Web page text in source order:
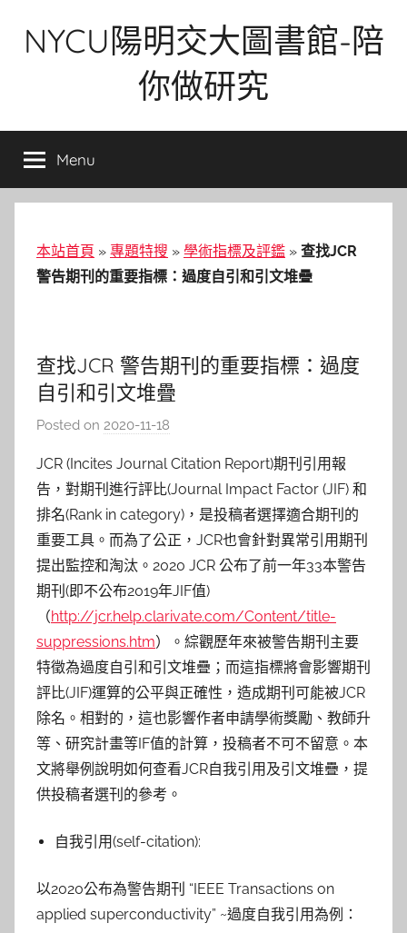
NYCU陽明交大圖書館-陪
你做研究
Menu
本站首頁 » 專題特搜 » 學術指標及評鑑 » 查找JCR
警告期刊的重要指標：過度自引和引文堆疊
查找JCR 警告期刊的重要指標：過度
自引和引文堆疊
Posted on 2020-11-18
c
a
t
l
i
n
JCR (Incites Journal Citation Report)期刊引用報
告，對期刊進行評比(Journal Impact Factor (JIF) 和
排名(Rank in category)，是投稿者選擇適合期刊的
重要工具。而為了公正，JCR也會針對異常引用期刊
提出監控和淘汰。2020 JCR 公布了前一年33本警告
期刊(即不公布2019年JIF值)
（http://jcr.help.clarivate.com/Content/title-
suppressions.htm）。綜觀歷年來被警告期刊主要
特徵為過度自引和引文堆疊；而這指標將會影響期刊
評比(JIF)運算的公平與正確性，造成期刊可能被JCR
除名。相對的，這也影響作者申請學術獎勵、教師升
等、研究計畫等IF值的計算，投稿者不可不留意。本
文將舉例說明如何查看JCR自我引用及引文堆疊，提
供投稿者選刊的參考。
自我引用(self-citation):
以2020公布為警告期刊 “IEEE Transactions on
applied superconductivity” ~過度自我引用為例：